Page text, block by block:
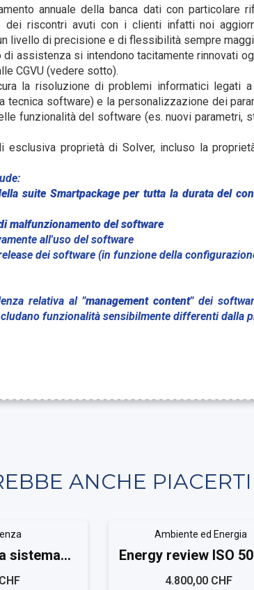
annuale della banca dati con particolare
dei riscontri avuti con i clienti infatti noi
livello di precisione e di flessibilità sempre
assistenza si intendono tacitamente rinnovati
CGVU (vedere sotto).
la risoluzione di problemi informatici legati
tecnica software) e la personalizzazione dei
funzionalità del software (es. nuovi parametri,
esclusiva proprietà di Solver, incluso la
suite Smartpackage per tutta la durata del
malfunzionamento del software
all'uso del software
dei software (in funzione della
relativa al "management content" dei
funzionalità sensibilmente differenti dalla
ANCHE PIACERTI
sistema
14001
Ambiente ed Energia
Energy review ISO
Medium
4.800,00 CHF